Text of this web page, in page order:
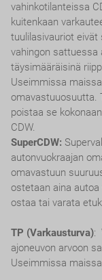
vahinkotilanteissa
kuitenkaan
tuulilasivauriot eivät
vahingon sattuessa
täysimääräisinä
Useimmissa
omavastuuosuutta.
poistaa se
CDW.
SuperCDW:
autonvuokraajan
omavastuun
ostetaan aina autoa
ostaa tai varata
TP (Varkausturva):
ajoneuvon arvoon
Useimmissa